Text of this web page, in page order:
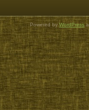
Powered by WordPress